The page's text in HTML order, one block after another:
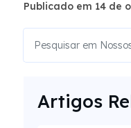
Publicado em 14 de
Artigos